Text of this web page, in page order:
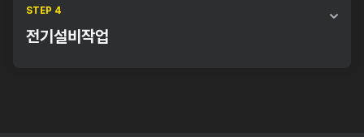
필요로 하는 장소까지 전선, 케이블을 적합하고 안전하게
공사하는 능력을 함양
STEP 4
전기설비작업